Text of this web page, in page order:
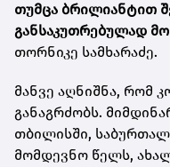
თუმცა ბრილიანტით
განსაკუთრებულად
თორნიკე სამხარაძე.
მანვე აღნიშნა, რომ
განაგრძობს.
თბილისში,
მომდევნო წელს,